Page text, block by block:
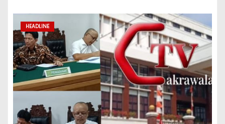
Bertindak
HEADLINE